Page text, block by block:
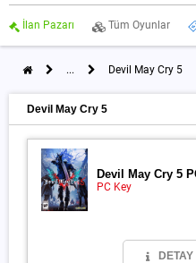
İlan Pazarı Tüm Oyunlar
... Devil May Cry 5
Devil May Cry 5
Devil May Cry 5
PC Key
DETAY